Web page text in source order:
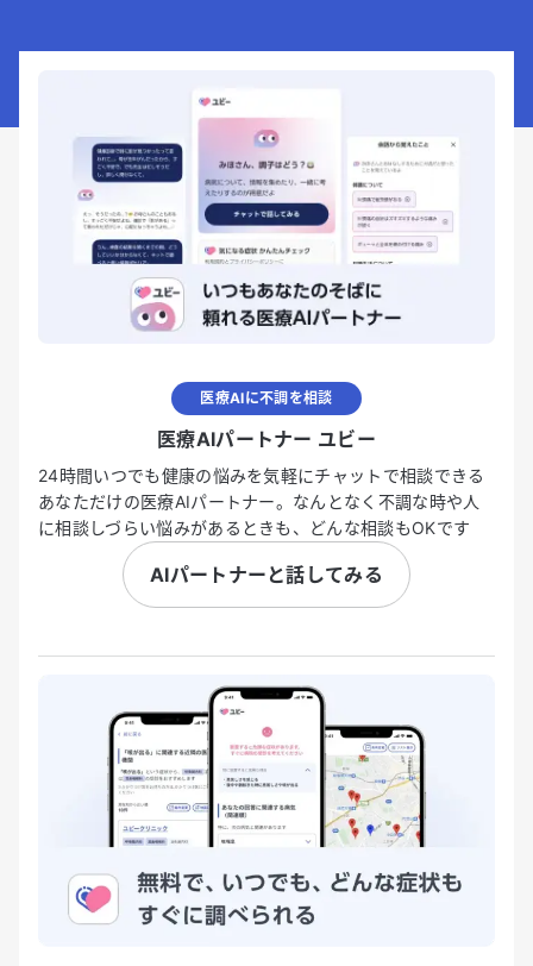
医療AIに不調を相談
医療AIパートナー ユビー
24時間いつでも健康の悩みを気軽にチャットで相談できる
あなただけの医療AIパートナー。なんとなく不調な時や人
に相談しづらい悩みがあるときも、どんな相談もOKです
AIパートナーと話してみる